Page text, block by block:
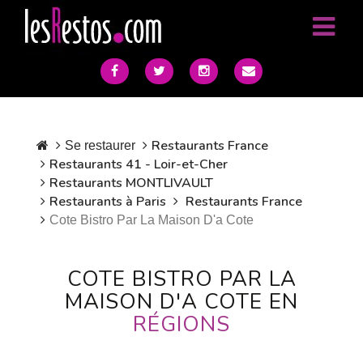
Se restaurer
Restaurants France
Restaurants 41 - Loir-et-Cher
Restaurants MONTLIVAULT
Restaurants à Paris
Restaurants France
Cote Bistro Par La Maison D'a Cote
COTE BISTRO PAR LA
MAISON D'A COTE EN
RÉGIONS